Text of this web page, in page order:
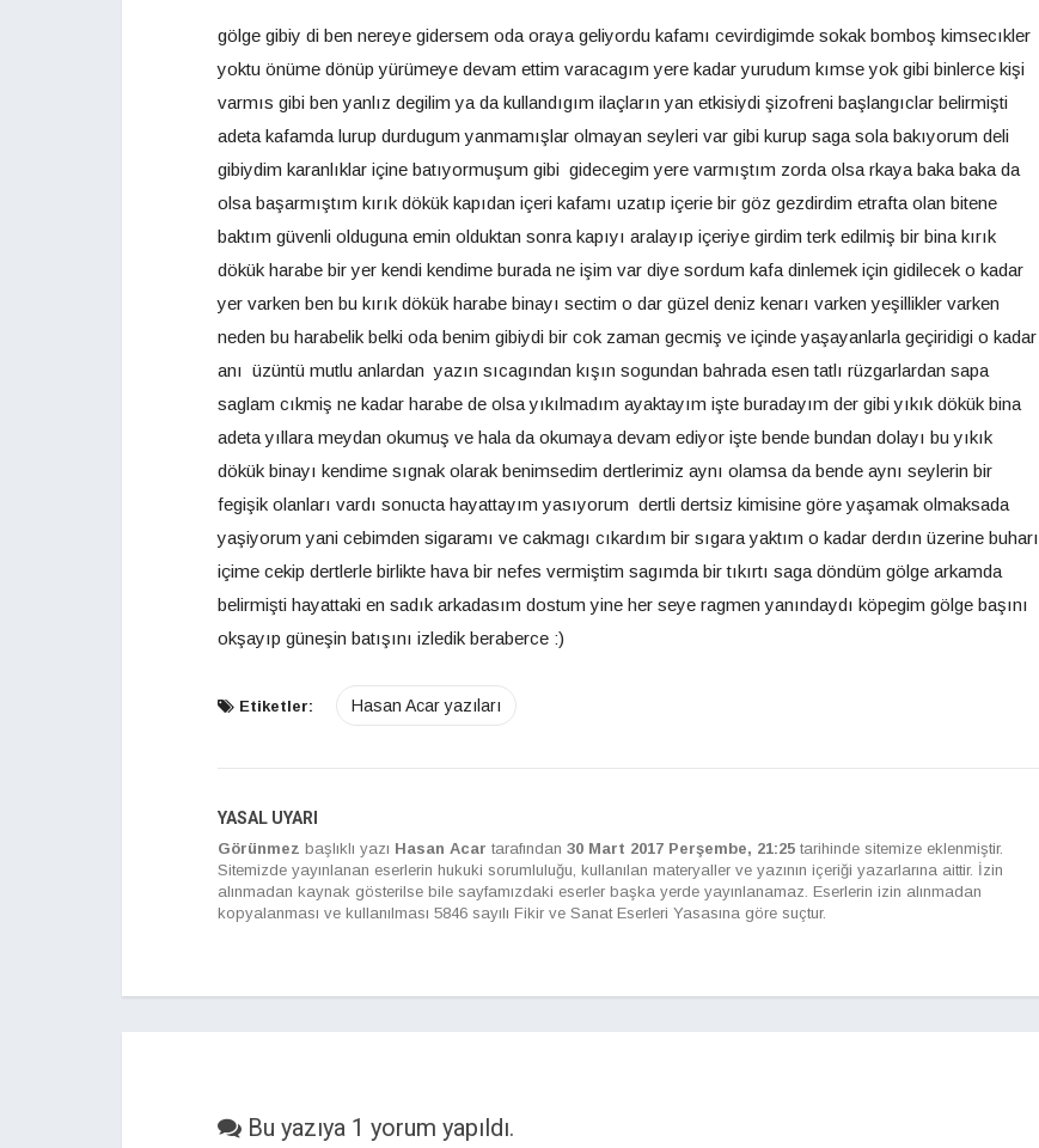
gölge gibiy di ben nereye gidersem oda oraya geliyordu kafamı cevirdigimde sokak bomboş kimsecıkler
yoktu önüme dönüp yürümeye devam ettim varacagım yere kadar yurudum kımse yok gibi binlerce kişi
varmıs gibi ben yanlız degilim ya da kullandıgım ilaçların yan etkisiydi şizofreni başlangıclar belirmişti
adeta kafamda lurup durdugum yanmamışlar olmayan seyleri var gibi kurup saga sola bakıyorum deli
gibiydim karanlıklar içine batıyormuşum gibi gidecegim yere varmıştım zorda olsa rkaya baka baka da
olsa başarmıştım kırık dökük kapıdan içeri kafamı uzatıp içerie bir göz gezdirdim etrafta olan bitene
baktım güvenli olduguna emin olduktan sonra kapıyı aralayıp içeriye girdim terk edilmiş bir bina kırık
dökük harabe bir yer kendi kendime burada ne işim var diye sordum kafa dinlemek için gidilecek o kadar
yer varken ben bu kırık dökük harabe binayı sectim o dar güzel deniz kenarı varken yeşillikler varken
neden bu harabelik belki oda benim gibiydi bir cok zaman gecmiş ve içinde yaşayanlarla geçiridigi o kadar
anı üzüntü mutlu anlardan yazın sıcagından kışın sogundan bahrada esen tatlı rüzgarlardan sapa
saglam cıkmiş ne kadar harabe de olsa yıkılmadım ayaktayım işte buradayım der gibi yıkık dökük bina
adeta yıllara meydan okumuş ve hala da okumaya devam ediyor işte bende bundan dolayı bu yıkık
dökük binayı kendime sıgnak olarak benimsedim dertlerimiz aynı olamsa da bende aynı seylerin bir
fegişik olanları vardı sonucta hayattayım yasıyorum dertli dertsiz kimisine göre yaşamak olmaksada
yaşiyorum yani cebimden sigaramı ve cakmagı cıkardım bir sıgara yaktım o kadar derdın üzerine buharı
içime cekip dertlerle birlikte hava bir nefes vermiştim sagımda bir tıkırtı saga döndüm gölge arkamda
belirmişti hayattaki en sadık arkadasım dostum yine her seye ragmen yanındaydı köpegim gölge başını
okşayıp güneşin batışını izledik beraberce :)
Etiketler: Hasan Acar yazıları
YASAL UYARI
Görünmez başlıklı yazı Hasan Acar tarafından 30 Mart 2017 Perşembe, 21:25 tarihinde sitemize eklenmiştir.
Sitemizde yayınlanan eserlerin hukuki sorumluluğu, kullanılan materyaller ve yazının içeriği yazarlarına aittir. İzin
alınmadan kaynak gösterilse bile sayfamızdaki eserler başka yerde yayınlanamaz. Eserlerin izin alınmadan
kopyalanması ve kullanılması 5846 sayılı Fikir ve Sanat Eserleri Yasasına göre suçtur.
Bu yazıya 1 yorum yapıldı.